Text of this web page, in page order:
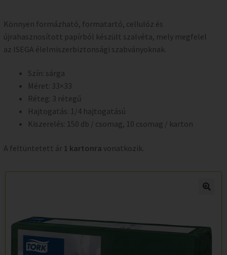
Könnyen formázható, formatartó, cellulóz és
újrahasznosított papírból készült szalvéta, mely megfelel
az ISEGA élelmiszerbiztonsági szabványoknak.
Szín: sárga
Méret: 33×33
Réteg: 3 rétegű
Hajtogatás: 1/4 hajtogatású
Kiszerelés: 150 db / csomag, 10 csomag / karton
A feltüntetett ár 1 kartonra vonatkozik.